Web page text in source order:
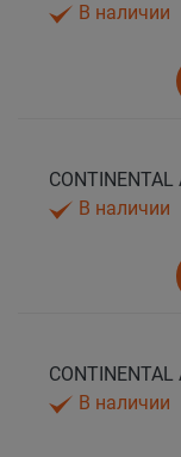
В наличии
В наличии
В наличии